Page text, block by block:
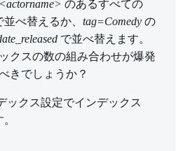
のあるすべての
並べ替えるか、 tag=Comedy の
で並べ替えます。
クスの数の組み合わせが爆発
きでしょうか？
ックス設定でインデックス